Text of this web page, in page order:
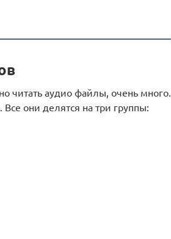
читать аудио файлы, очень много.
они делятся на три группы: